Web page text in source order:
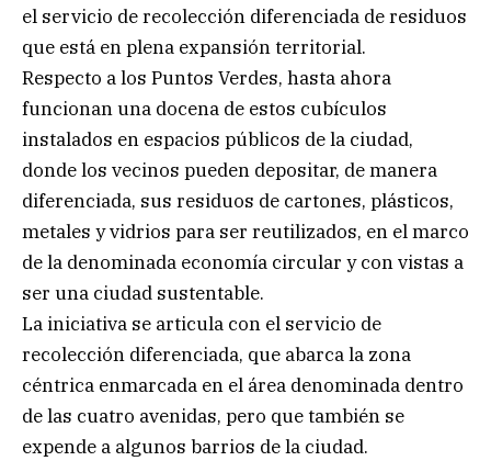
el servicio de recolección diferenciada de residuos
que está en plena expansión territorial.
Respecto a los Puntos Verdes, hasta ahora
funcionan una docena de estos cubículos
instalados en espacios públicos de la ciudad,
donde los vecinos pueden depositar, de manera
diferenciada, sus residuos de cartones, plásticos,
metales y vidrios para ser reutilizados, en el marco
de la denominada economía circular y con vistas a
ser una ciudad sustentable.
La iniciativa se articula con el servicio de
recolección diferenciada, que abarca la zona
céntrica enmarcada en el área denominada dentro
de las cuatro avenidas, pero que también se
expende a algunos barrios de la ciudad.